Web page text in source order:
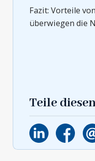
Fazit: Vorteile
überwiegen die
Teile